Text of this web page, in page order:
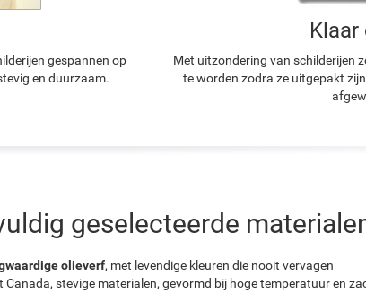
gespannen op
en duurzaam.
Klaar
Met uitzondering van schilderijen
te worden zodra ze uitgepakt
geselecteerde
olieverf, met levendige kleuren die nooit vervagen
Canada, stevige materialen, gevormd bij hoge temperatuur en